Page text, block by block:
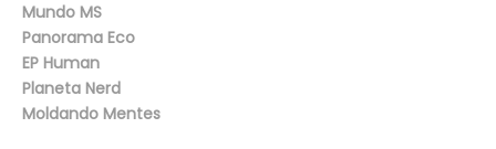
Mundo MS
Panorama Eco
EP Human
Planeta Nerd
Moldando Mentes